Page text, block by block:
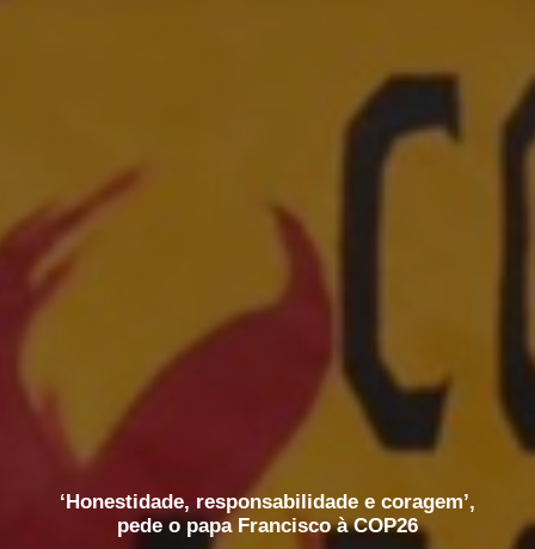
‘Honestidade, responsabilidade e coragem’,
pede o papa Francisco à COP26